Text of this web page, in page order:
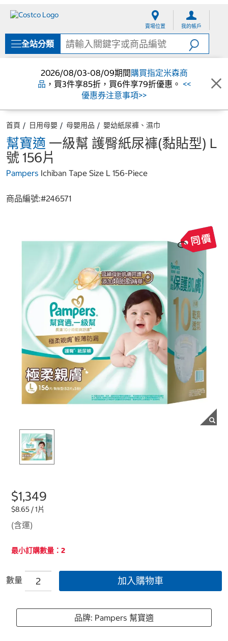
單
賣場位置 我的帳戶
全站分類
2026/08/03-08/09期間購買指定米森商
品 ，買3件享85折，買6件享79折優惠。 <<
優惠券注意事項>>
首頁 日用母嬰 母嬰用品 嬰幼紙尿褲、濕巾
幫寶適 一級幫 護臀紙尿褲(黏貼型) L
號 156片
Pampers Ichiban Tape Size L 156-Piece
商品編號:#246571
$1,349
$8.65 / 1片
(含運)
最小訂購數量：2
數量 加入購物車
品牌: Pampers 幫寶適